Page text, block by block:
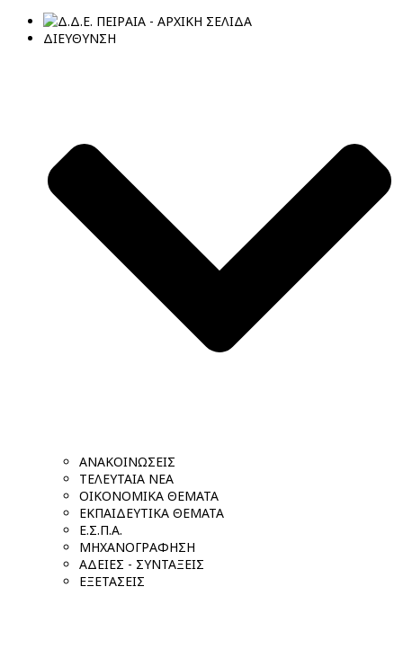
ΔΙΕΥΘΥΝΣΗ
ΑΝΑΚΟΙΝΩΣΕΙΣ
ΤΕΛΕΥΤΑΙΑ ΝΕΑ
ΟΙΚΟΝΟΜΙΚΑ ΘΕΜΑΤΑ
ΕΚΠΑΙΔΕΥΤΙΚΑ ΘΕΜΑΤΑ
Ε.Σ.Π.Α.
ΜΗΧΑΝΟΓΡΑΦΗΣΗ
ΑΔΕΙΕΣ - ΣΥΝΤΑΞΕΙΣ
ΕΞΕΤΑΣΕΙΣ